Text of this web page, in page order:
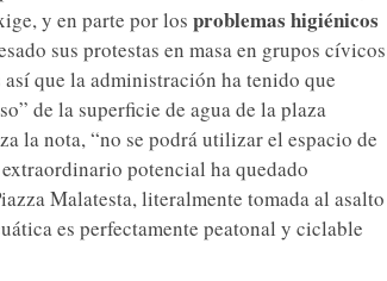
y en parte por los problemas higiénicos
sus protestas en masa en grupos cívicos
que la administración ha tenido que
de la superficie de agua de la plaza
la nota, “no se podrá utilizar el espacio de
potencial ha quedado
Malatesta, literalmente tomada al asalto
es perfectamente peatonal y ciclable